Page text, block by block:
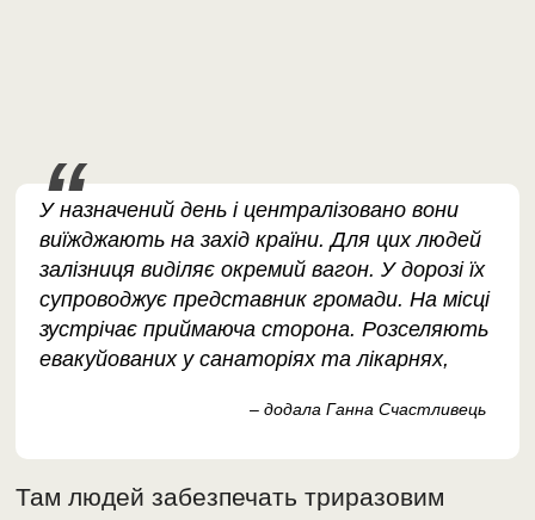
У назначений день і централізовано вони
виїжджають на захід країни. Для цих людей
залізниця виділяє окремий вагон. У дорозі їх
супроводжує представник громади. На місці
зустрічає приймаюча сторона. Розселяють
евакуйованих у санаторіях та лікарнях,
– додала Ганна Счастливець
Там людей забезпечать триразовим